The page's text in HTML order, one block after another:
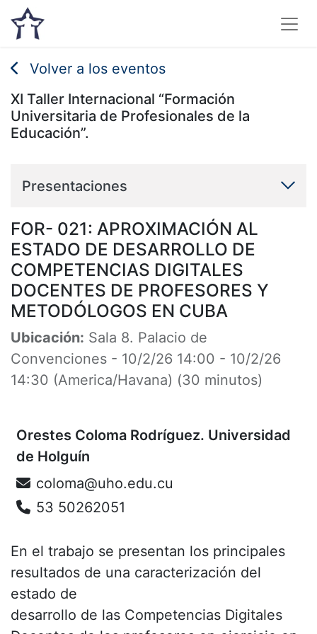
Volver a los eventos
XI Taller Internacional “Formación
Universitaria de Profesionales de la
Educación”.
Presentaciones
FOR- 021: APROXIMACIÓN AL
ESTADO DE DESARROLLO DE
COMPETENCIAS DIGITALES
DOCENTES DE PROFESORES Y
METODÓLOGOS EN CUBA
Ubicación: Sala 8. Palacio de
Convenciones - 10/2/26 14:00 - 10/2/26
14:30 (America/Havana) (30 minutos)
Orestes Coloma Rodríguez. Universidad
de Holguín
coloma@uho.edu.cu
53 50262051
En el trabajo se presentan los principales
resultados de una caracterización del
estado de
desarrollo de las Competencias Digitales